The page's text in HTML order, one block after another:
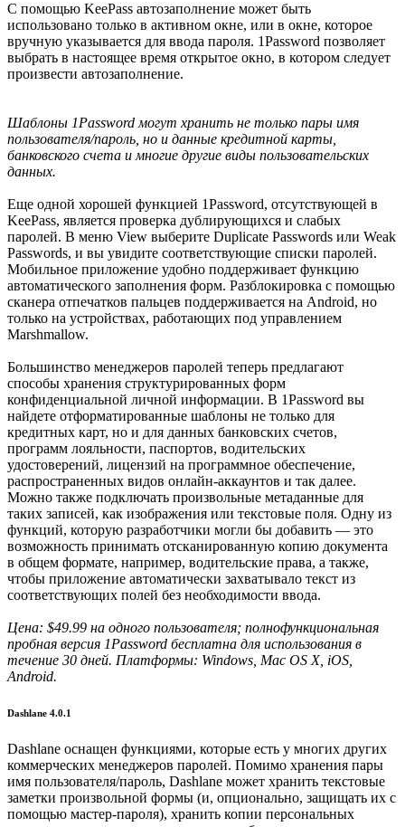
С помощью KeePass автозаполнение может быть
использовано только в активном окне, или в окне, которое
вручную указывается для ввода пароля. 1Password позволяет
выбрать в настоящее время открытое окно, в котором следует
произвести автозаполнение.
Шаблоны 1Password могут хранить не только пары имя
пользователя/пароль, но и данные кредитной карты,
банковского счета и многие другие виды пользовательских
данных.
Еще одной хорошей функцией 1Password, отсутствующей в
KeePass, является проверка дублирующихся и слабых
паролей. В меню View выберите Duplicate Passwords или Weak
Passwords, и вы увидите соответствующие списки паролей.
Мобильное приложение удобно поддерживает функцию
автоматического заполнения форм. Разблокировка с помощью
сканера отпечатков пальцев поддерживается на Android, но
только на устройствах, работающих под управлением
Marshmallow.
Большинство менеджеров паролей теперь предлагают
способы хранения структурированных форм
конфиденциальной личной информации. В 1Password вы
найдете отформатированные шаблоны не только для
кредитных карт, но и для данных банковских счетов,
программ лояльности, паспортов, водительских
удостоверений, лицензий на программное обеспечение,
распространенных видов онлайн-аккаунтов и так далее.
Можно также подключать произвольные метаданные для
таких записей, как изображения или текстовые поля. Одну из
функций, которую разработчики могли бы добавить — это
возможность принимать отсканированную копию документа
в общем формате, например, водительские права, а также,
чтобы приложение автоматически захватывало текст из
соответствующих полей без необходимости ввода.
Цена: $49.99 на одного пользователя; полнофункциональная
пробная версия 1Password бесплатна для использования в
течение 30 дней. Платформы: Windows, Mac OS X, iOS,
Android.
Dashlane 4.0.1
Dashlane оснащен функциями, которые есть у многих других
коммерческих менеджеров паролей. Помимо хранения пары
имя пользователя/пароль, Dashlane может хранить текстовые
заметки произвольной формы (и, опционально, защищать их с
помощью мастер-пароля), хранить копии персональных